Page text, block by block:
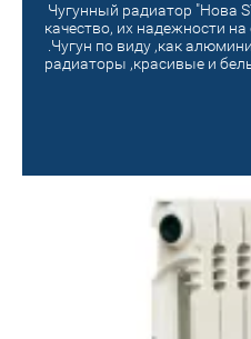
Чугунный радиатор "Нова
качество, их надежности
.Чугун по виду ,как
радиаторы ,красивые иПоменяй